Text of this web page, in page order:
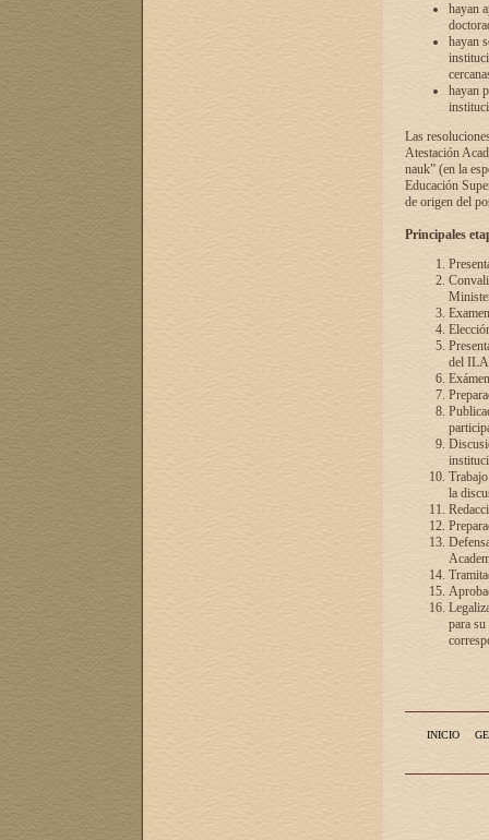
hayan
hayan
hayan
Las
Atestación
nauk” (en la
Educación
de origen del
Principales
del
la
para
INICIO